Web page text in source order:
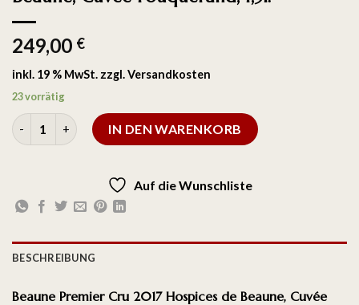
249,00 €
inkl. 19 % MwSt. zzgl.Versandkosten
23 vorrätig
IN DEN WARENKORB
Auf die Wunschliste
BESCHREIBUNG
Beaune Premier Cru 2017 Hospices de Beaune, Cuvée